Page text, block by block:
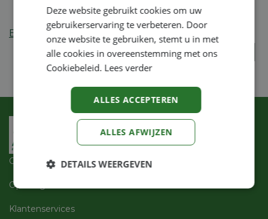
Betaalmogelijkheden
Over ons
Openingsuren
Klantenservices
Deze website gebruikt cookies om uw
gebruikerservaring te verbeteren. Door
onze website te gebruiken, stemt u in met
alle cookies in overeenstemming met ons
Cookiebeleid. Lees verder
ALLES ACCEPTEREN
ALLES AFWIJZEN
DETAILS WEERGEVEN
Strikt
Prestatie Targeting